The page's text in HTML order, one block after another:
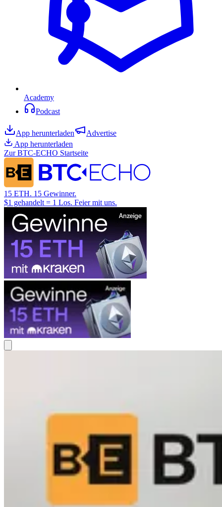
Academy
Podcast
App herunterladen
Advertise
App herunterladen
Zur BTC-ECHO Startseite
15 ETH. 15 Gewinner.
$1 gehandelt = 1 Los. Feier mit uns.